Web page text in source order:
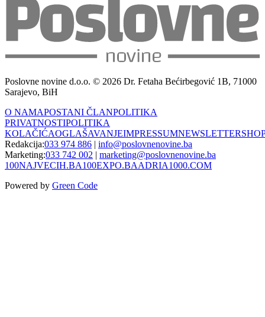
Poslovne novine d.o.o. © 2026 Dr. Fetaha Bećirbegović 1B, 71000
Sarajevo, BiH
O NAMAPOSTANI ČLANPOLITIKA
PRIVATNOSTIPOLITIKA
KOLAČIĆAOGLAŠAVANJEIMPRESSUMNEWSLETTER
Redakcija:033 974 886 | info@poslovnenovine.ba
Marketing:033 742 002 | marketing@poslovnenovine.ba
100NAJVECIH.BA100EXPO.BAADRIA1000.COM
Powered by Green Code